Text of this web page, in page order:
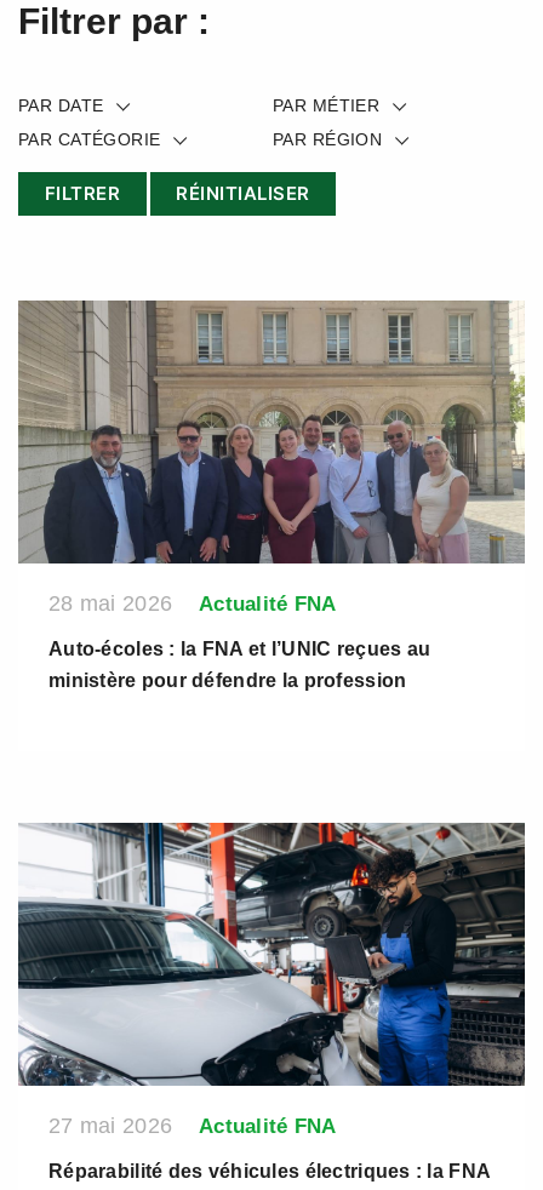
Filtrer par :
PAR DATE
PAR MÉTIER
PAR CATÉGORIE
PAR RÉGION
28 mai 2026 Actualité FNA
Auto-écoles : la FNA et l’UNIC reçues au
ministère pour défendre la profession
27 mai 2026 Actualité FNA
Réparabilité des véhicules électriques : la FNA